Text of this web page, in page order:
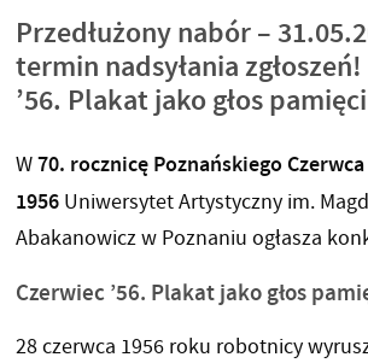
Przedłużony nabór –
termin nadsyłania
’56. Plakat jako głos pamięci
W70. rocznicę Poznańskiego Czerwca
1956Uniwersytet Artystyczny im.
Abakanowicz w Poznaniu ogłasza
Czerwiec ’56. Plakat jako głos
28 czerwca 1956 roku robotnicy